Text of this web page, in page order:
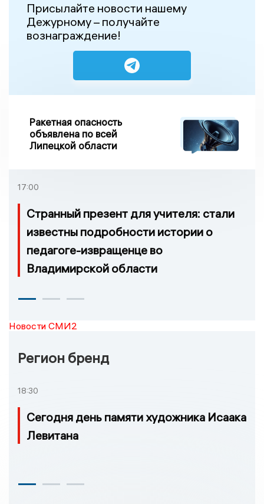
Присылайте новости нашему
Дежурному – получайте
вознаграждение!
Ракетная опасность
объявлена по всей
Липецкой области
17:00
Странный презент для учителя: стали
известны подробности истории о
педагоге-извращенце во
Владимирской области
Новости СМИ2
Регион бренд
18:30
Сегодня день памяти художника Исаака
Левитана